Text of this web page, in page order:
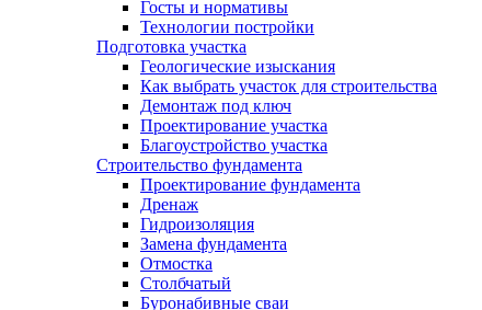
Госты и нормативы
Технологии постройки
Подготовка участка
Геологические изыскания
Как выбрать участок для строительства
Демонтаж под ключ
Проектирование участка
Благоустройство участка
Строительство фундамента
Проектирование фундамента
Дренаж
Гидроизоляция
Замена фундамента
Отмостка
Столбчатый
Буронабивные сваи